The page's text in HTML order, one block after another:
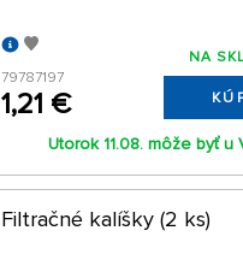
79787197
1,21 €
NA
Utorok 11.08. môže byť u
Filtračné kalíšky (2 ks)